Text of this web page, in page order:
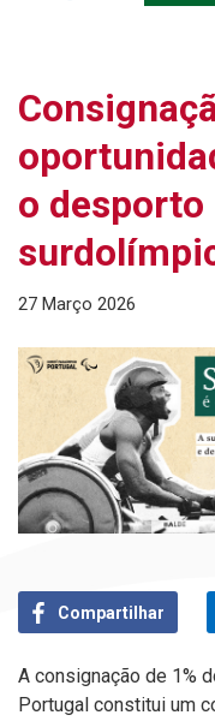
o
27 Março 2026
Compartilhar
A consignação de 1%
Portugal constitui um